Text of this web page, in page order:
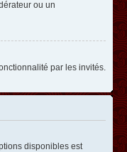
ou un
par les invités.
disponibles est